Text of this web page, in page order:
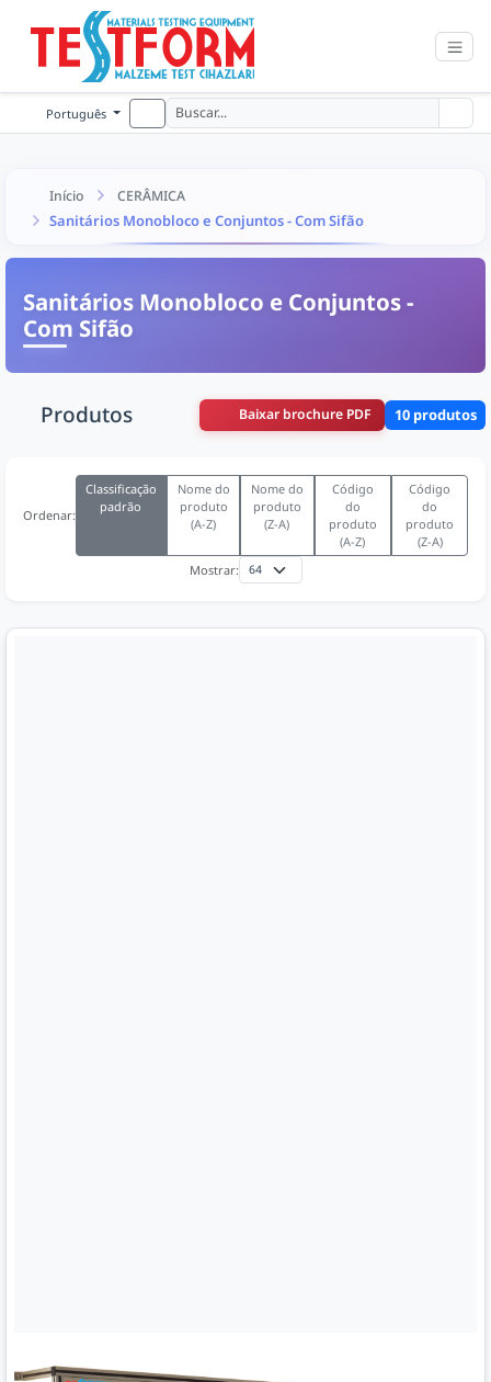
Português
Início CERÂMICA
Sanitários Monobloco e Conjuntos - Com Sifão
Sanitários Monobloco e Conjuntos -
Com Sifão
Produtos Baixar brochure PDF 10 produtos
Ordenar:
Classificação
padrão
Nome do
produto
(A-Z)
Nome do
produto
(Z-A)
Código
do
produto
(A-Z)
Código
do
produto
(Z-A)
Mostrar: